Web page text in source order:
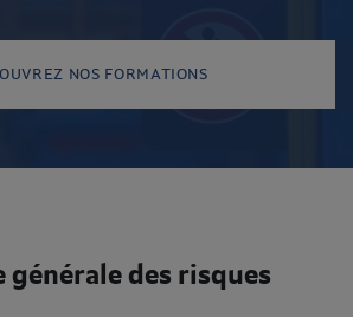
NOS FORMATIONS
générale des risques